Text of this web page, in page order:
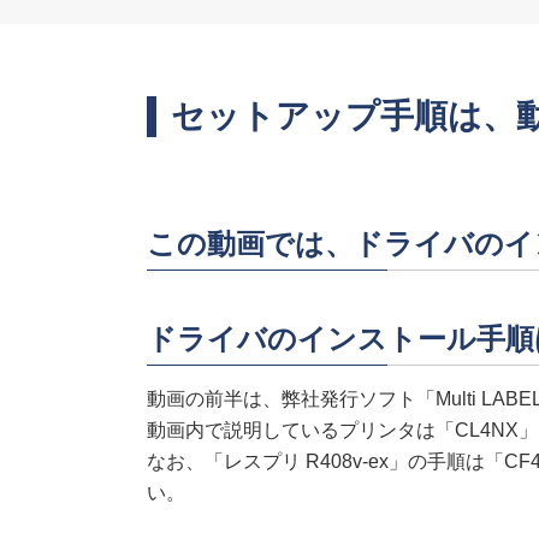
セットアップ手順は、
この動画では、ドライバの
ドライバのインストール手
動画の前半は、弊社発行ソフト「Multi
動画内で説明しているプリンタは「CL4NX
なお、「レスプリ R408v-ex」の手順は「
い。